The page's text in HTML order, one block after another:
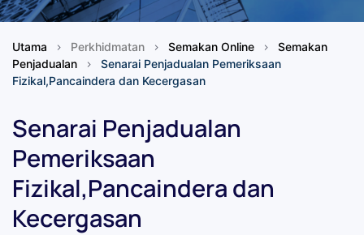
Utama Perkhidmatan Semakan Online
Semakan
Penjadualan
Senarai Penjadualan Pemeriksaan
Fizikal,Pancaindera dan Kecergasan
Senarai Penjadualan
Pemeriksaan
Fizikal,Pancaindera dan
Kecergasan